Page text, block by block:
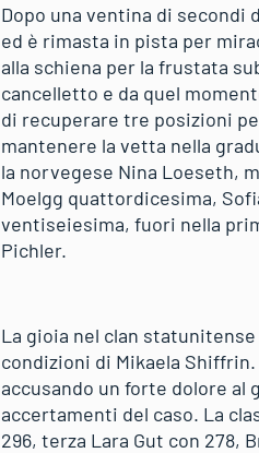
Dopo una ventina di secondi
ed è rimasta in pista per
alla schiena per la frustata
cancelletto e da quel
di recuperare tre posizioni
mantenere la vetta nella
la norvegese Nina Loeseth,
Moelgg quattordicesima,
ventiseiesima, fuori nella
Pichler.
La gioia nel clan
condizioni di Mikaela
accusando un forte dolore
accertamenti del caso. La
296, terza Lara Gut con